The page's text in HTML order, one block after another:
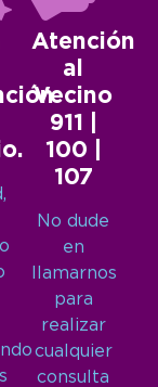
Atención
al
Vecino
911 |
100 |
107
No dude
en
llamarnos
para
realizar
cualquier
consulta